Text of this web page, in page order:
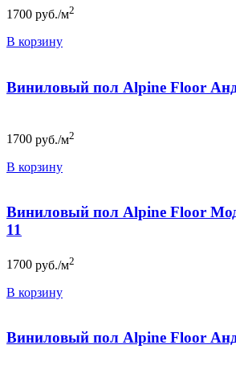
1700 руб./м2
В корзину
Виниловый пол Alpine Floor
1700 руб./м2
В корзину
Виниловый пол Alpine Floor
11
1700 руб./м2
В корзину
Виниловый пол Alpine Floor